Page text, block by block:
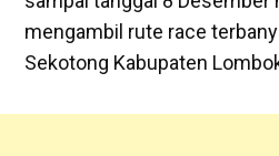
mengambil rute race
Sekotong Kabupaten